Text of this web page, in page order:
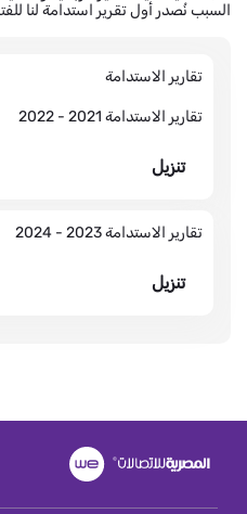
السبب نُصدر أول تقرير استدامة لنا للفترة 2021-
تقارير الاستدامة
تقارير الاستدامة 2021 - 2022
تنزيل
تقارير الاستدامة 2023 - 2024
تنزيل